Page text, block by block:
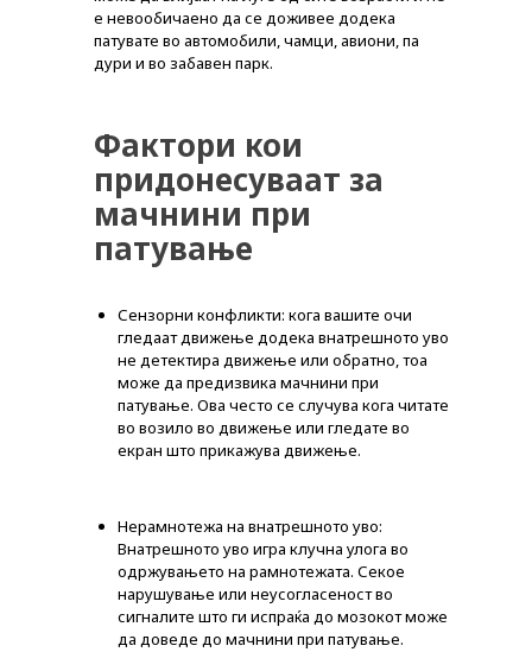
е невообичаено да се доживее додека
патувате во автомобили, чамци, авиони, па
дури и во забавен парк.
Фактори кои
придонесуваат за
мачнини при
патување
Сензорни конфликти: кога вашите очи
гледаат движење додека внатрешното уво
не детектира движење или обратно, тоа
може да предизвика мачнини при
патување. Ова често се случува кога читате
во возило во движење или гледате во
екран што прикажува движење.
Нерамнотежа на внатрешното уво:
Внатрешното уво игра клучна улога во
одржувањето на рамнотежата. Секое
нарушување или неусогласеност во
сигналите што ги испраќа до мозокот може
да доведе до мачнини при патување.